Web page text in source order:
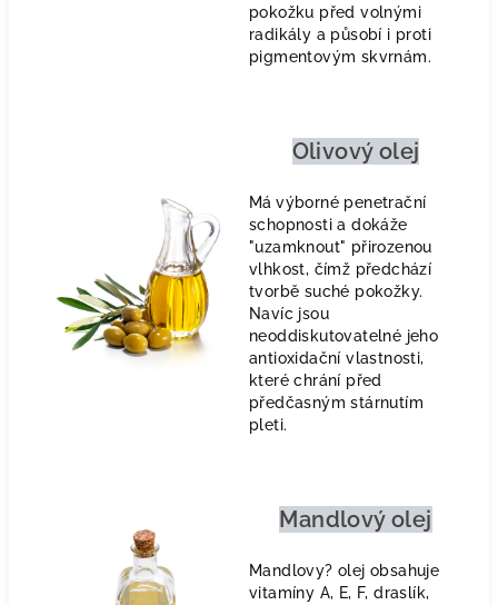
pokožku před volnými
radikály a působí i proti
pigmentovým skvrnám.
Olivový olej
Má výborné penetrační
schopnosti a dokáže
"uzamknout" přirozenou
vlhkost, čímž předchází
tvorbě suché pokožky.
Navíc jsou
neoddiskutovatelné jeho
antioxidační vlastnosti,
které chrání před
předčasným stárnutím
pleti.
Mandlový olej
Mandlovy? olej obsahuje
vitamíny A, E, F, draslík,